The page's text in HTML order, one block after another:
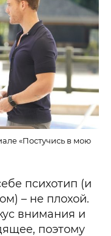
«Постучись в мою
психотип (и
– не плохой.
внимания и
поэтому